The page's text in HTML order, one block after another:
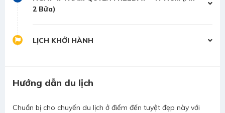
2 Bữa)
LỊCH KHỞI HÀNH
Hướng dẫn du lịch
Chuẩn bị cho chuyến du lịch ở điểm đến tuyệt đẹp này với